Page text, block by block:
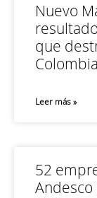
Nuevo
que
Colombia
Leer más »
52
Andesco